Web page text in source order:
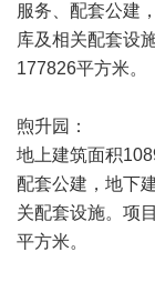
服务、配套公建
库及相关配套设
177826平方米。
煦升园：
地上建筑面积
配套公建，地下
关配套设施。项
平方米。